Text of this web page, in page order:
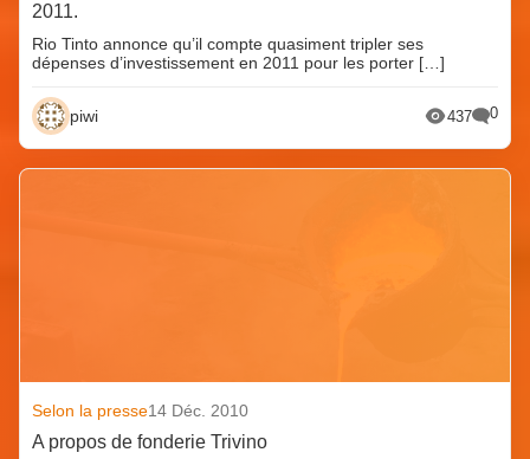
2011.
Rio Tinto annonce qu’il compte quasiment tripler ses
dépenses d’investissement en 2011 pour les porter […]
piwi 437 0
Selon la presse14 Déc. 2010
A propos de fonderie Trivino